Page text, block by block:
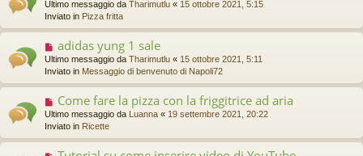
g
o
e
s
s
g
g
o
o
m
e
s
s
a
g
g
o
Ultimo messaggio da Tharimutlu « 15 ottobre 2021, 5:15
Inviato in Pizza fritta
N
u
o
m
e
s
s
a
adidas yung 1 sale
Ultimo messaggio da Tharimutlu « 15 ottobre 2021, 5:11
Inviato in Messaggio di benvenuto di Napoli72
N
u
o
Come fare la pizza con la friggitrice ad aria
Ultimo messaggio da Luanna « 19 settembre 2021, 20:22
Inviato in Ricette
N